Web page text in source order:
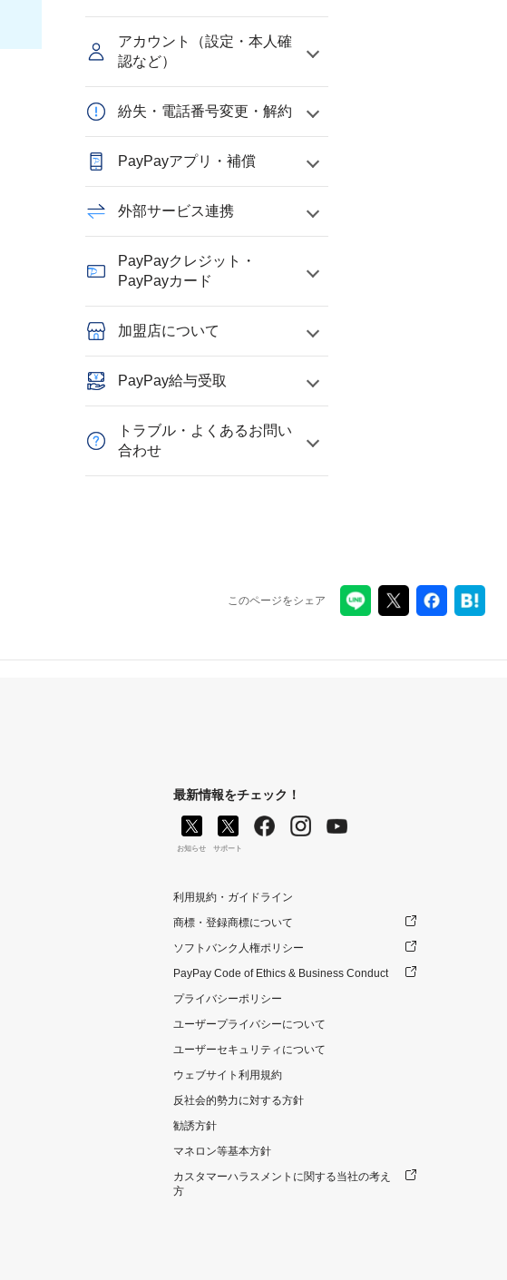
アカウント（設定・本人確
認など）
紛失・電話番号変更・解約
PayPayアプリ・補償
外部サービス連携
PayPayクレジット・
PayPayカード
加盟店について
PayPay給与受取
トラブル・よくあるお問い
合わせ
このページをシェア
最新情報をチェック！
お知らせ サポート
利用規約・ガイドライン
商標・登録商標について
ソフトバンク人権ポリシー
PayPay Code of Ethics & Business Conduct
プライバシーポリシー
ユーザープライバシーについて
ユーザーセキュリティについて
ウェブサイト利用規約
反社会的勢力に対する方針
勧誘方針
マネロン等基本方針
カスタマーハラスメントに関する当社の考え
方